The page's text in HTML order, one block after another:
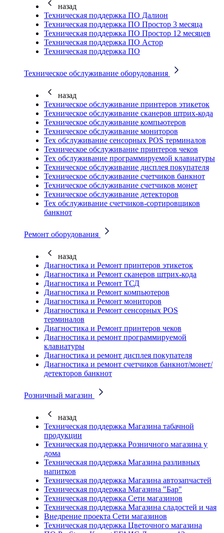
назад
Техническая поддержка ПО Далион
Техническая поддержка ПО Простор 3 месяца
Техническая поддержка ПО Простор 12 месяцев
Техническая поддержка ПО Астор
Техническая поддержка ПО
Техническое обслуживание оборудования
назад
Техническое обслуживание принтеров этикеток
Техническое обслуживание сканеров штрих-кода
Техническое обслуживание компьютеров
Техническое обслуживание мониторов
Тех обслуживание сенсорных POS терминалов
Техническое обслуживание принтеров чеков
Тех обслуживание программируемой клавиатуры
Техническое обслуживание дисплея покупателя
Техническое обслуживание счетчиков банкнот
Техническое обслуживание счетчиков монет
Техническое обслуживание детекторов
Тех обслуживание счетчиков-сортировщиков
банкнот
Ремонт оборудования
назад
Диагностика и Ремонт принтеров этикеток
Диагностика и Ремонт сканеров штрих-кода
Диагностика и Ремонт ТСД
Диагностика и Ремонт компьютеров
Диагностика и Ремонт мониторов
Диагностика и Ремонт сенсорных POS
терминалов
Диагностика и Ремонт принтеров чеков
Диагностика и ремонт программируемой
клавиатуры
Диагностика и ремонт дисплея покупателя
Диагностика и ремонт счетчиков банкнот/монет/
детекторов банкнот
Розничный магазин
назад
Техническая поддержка Магазина табачной
продукции
Техническая поддержка Розничного магазина у
дома
Техническая поддержка Магазина разливных
напитков
Техническая поддержка Магазина автозапчастей
Техническая поддержка Магазина "Бар"
Техническая поддержка Сети магазинов
Техническая поддержка Магазина сладостей и чая
Внедрение проекта Сети магазинов
Техническая поддержка Цветочного магазина